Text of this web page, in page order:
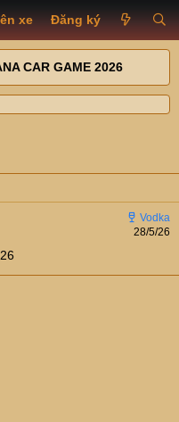
xe Đăng ký
CAR GAME 2026
28/5/26